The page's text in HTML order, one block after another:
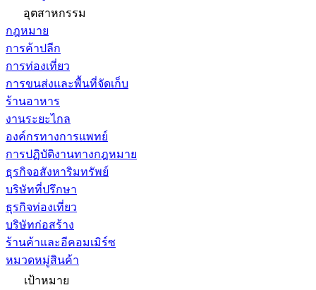
อุตสาหกรรม
กฎหมาย
การค้าปลีก
การท่องเที่ยว
การขนส่งและพื้นที่จัดเก็บ
ร้านอาหาร
งานระยะไกล
องค์กรทางการแพทย์
การปฏิบัติงานทางกฎหมาย
ธุรกิจอสังหาริมทรัพย์
บริษัทที่ปรึกษา
ธุรกิจท่องเที่ยว
บริษัทก่อสร้าง
ร้านค้าและอีคอมเมิร์ซ
หมวดหมู่สินค้า
เป้าหมาย